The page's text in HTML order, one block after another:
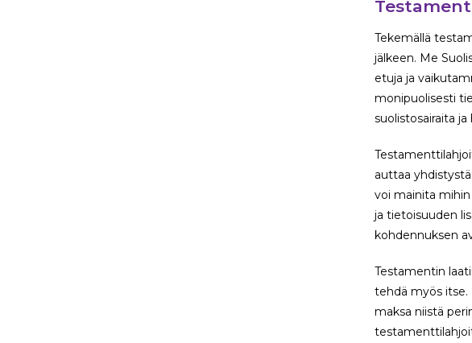
Tekemällä
jälkeen. Me
etuja ja
monipuolisesti
suolistosairaita
auttaa
voi mainita
ja tietoisuuden
kohdennuksen
Testamentin
tehdä myös itse.
maksa niistä